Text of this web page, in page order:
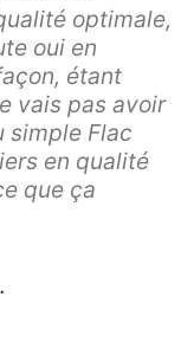
optimale,
oui en
étant
vais pas avoir
simple Flac
en qualité
que ça